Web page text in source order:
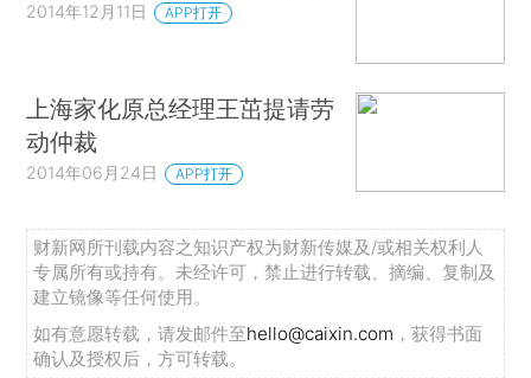
2014年12月11日 APP打开
上海家化原总经理王茁提请劳
动仲裁
2014年06月24日 APP打开
财新网所刊载内容之知识产权为财新传媒及/或相关权利人
专属所有或持有。未经许可，禁止进行转载、摘编、复制及
建立镜像等任何使用。
如有意愿转载，请发邮件至hello@caixin.com ，获得书面
确认及授权后，方可转载。